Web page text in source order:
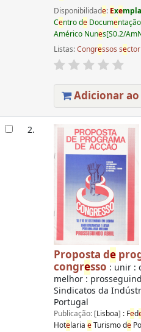
Disponibilidade: Exe
Centro deDocume
Américo Nunes[S0.2/
Listas:Congressos se
Adicionar
2.
Proposta de
congresso : unir :
melhor :
Sindicatos da
Portugal
Publicação: [Lisboa] : Fed
Hotelaria eTurismo de